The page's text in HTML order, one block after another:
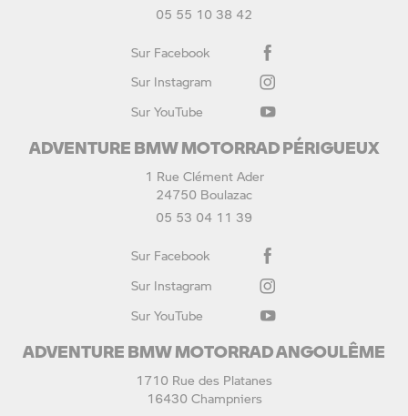
05 55 10 38 42
Sur Facebook
Sur Instagram
Sur YouTube
ADVENTURE BMW MOTORRAD PÉRIGUEUX
1 Rue Clément Ader
24750 Boulazac
05 53 04 11 39
Sur Facebook
Sur Instagram
Sur YouTube
ADVENTURE BMW MOTORRAD ANGOULÊME
1710 Rue des Platanes
16430 Champniers